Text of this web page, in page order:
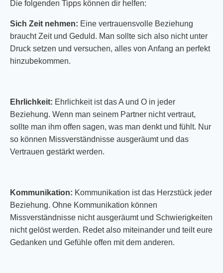
Die folgenden Tipps können dir helfen:
Sich Zeit nehmen: Eine vertrauensvolle Beziehung
braucht Zeit und Geduld. Man sollte sich also nicht unter
Druck setzen und versuchen, alles von Anfang an perfekt
hinzubekommen.
Ehrlichkeit: Ehrlichkeit ist das A und O in jeder
Beziehung. Wenn man seinem Partner nicht vertraut,
sollte man ihm offen sagen, was man denkt und fühlt. Nur
so können Missverständnisse ausgeräumt und das
Vertrauen gestärkt werden.
Kommunikation: Kommunikation ist das Herzstück jeder
Beziehung. Ohne Kommunikation können
Missverständnisse nicht ausgeräumt und Schwierigkeiten
nicht gelöst werden. Redet also miteinander und teilt eure
Gedanken und Gefühle offen mit dem anderen.